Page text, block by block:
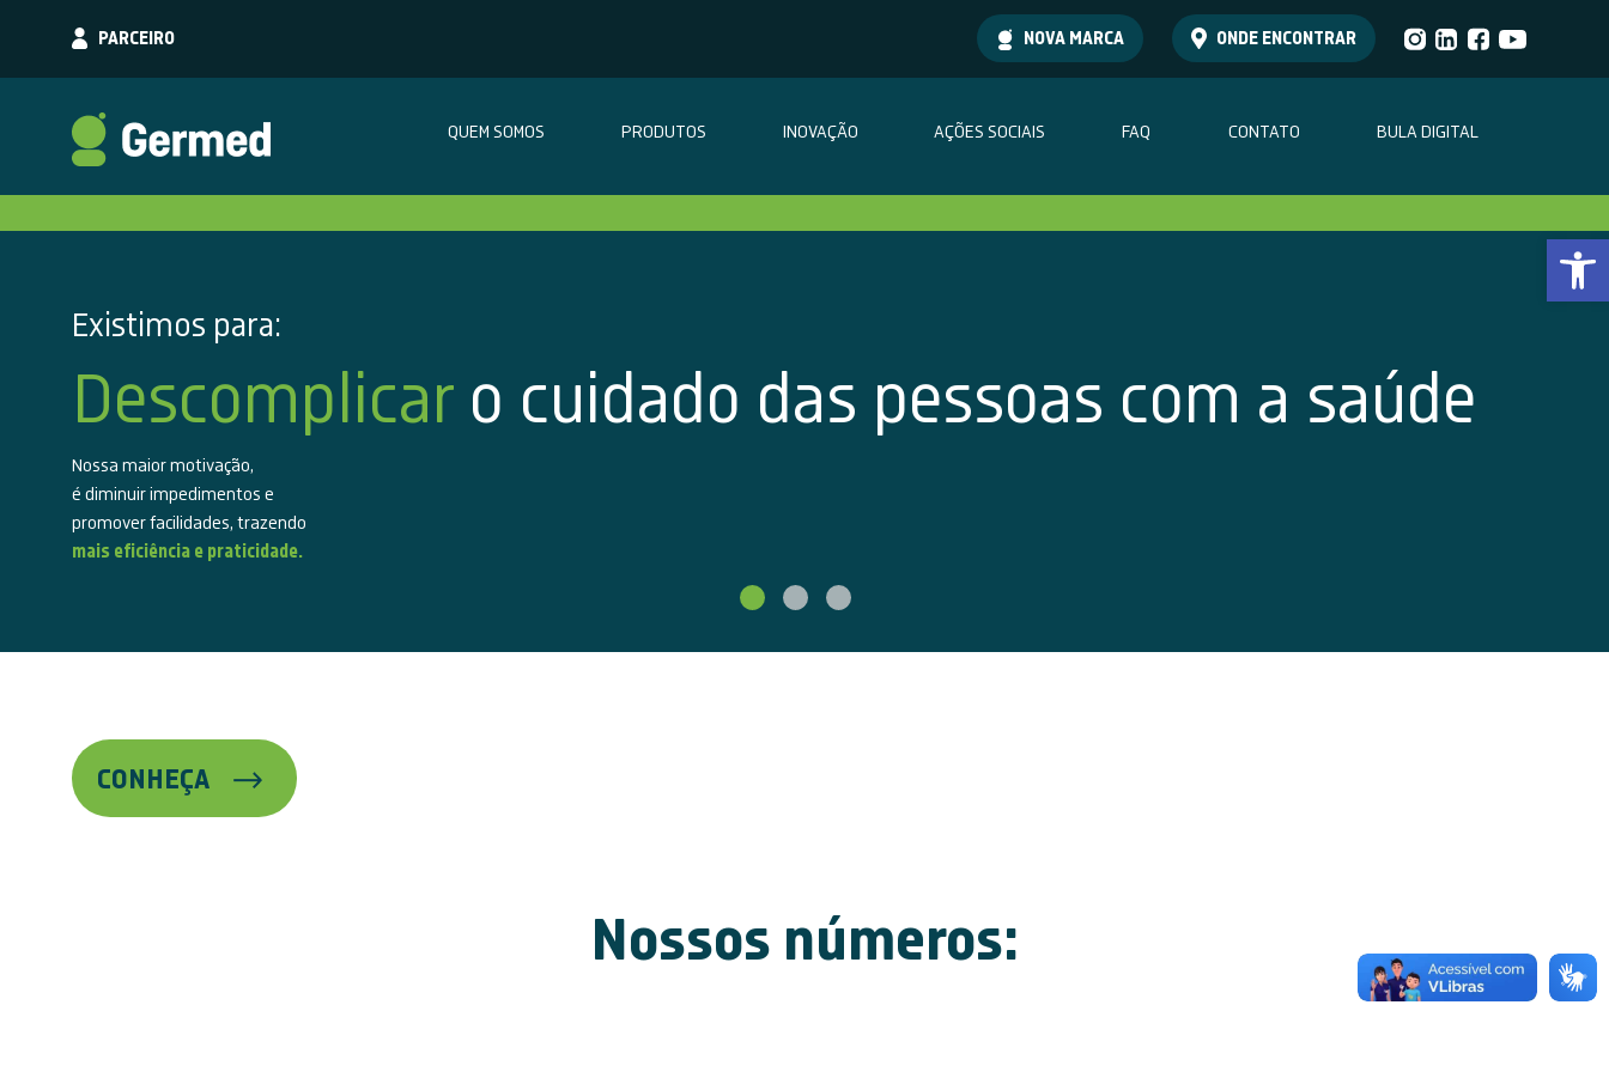
Abrir
PARCEIRO NOVA MARCA ONDE ENCONTRAR
QUEM SOMOS PRODUTOS INOVAÇÃO AÇÕES SOCIAIS FAQ CONTATO BULA DIGITAL
Existimos para:
Descomplicar o cuidado das pessoas com a saúde
Nossa maior motivação,
é diminuir impedimentos e
promover facilidades, trazendo
mais eficiência e praticidade.
CONHEÇA
Nossos números: